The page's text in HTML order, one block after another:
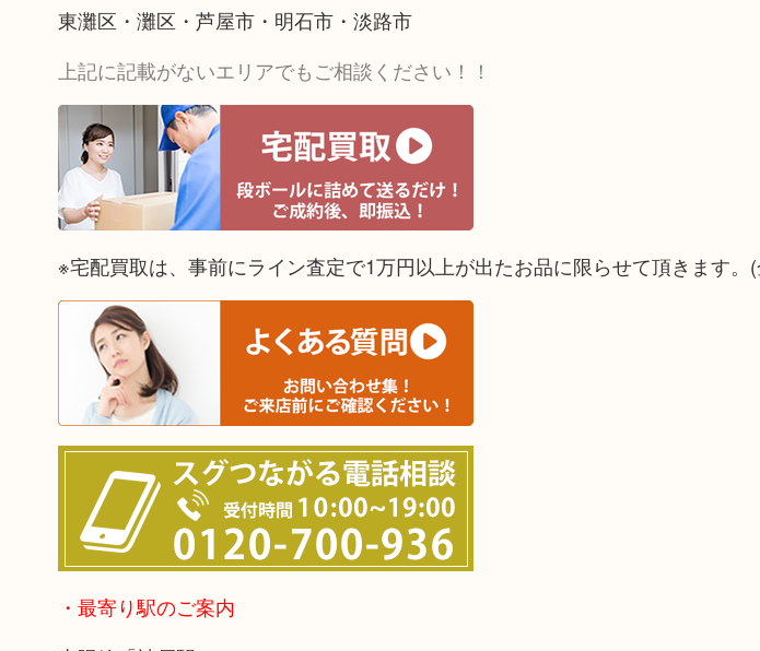
東灘区・灘区・芦屋市・明石市・淡路市
上記に記載がないエリアでもご相談ください！！
※宅配買取は、事前にライン査定で1万円以上が出たお品に限らせて頂きます。(
・最寄り駅のご案内